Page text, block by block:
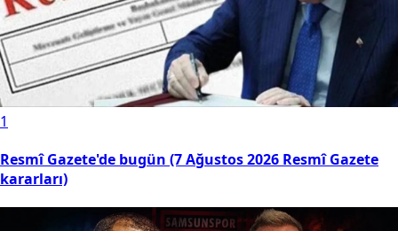
1
Resmî Gazete'de bugün (7 Ağustos 2026 Resmî Gazete
kararları)